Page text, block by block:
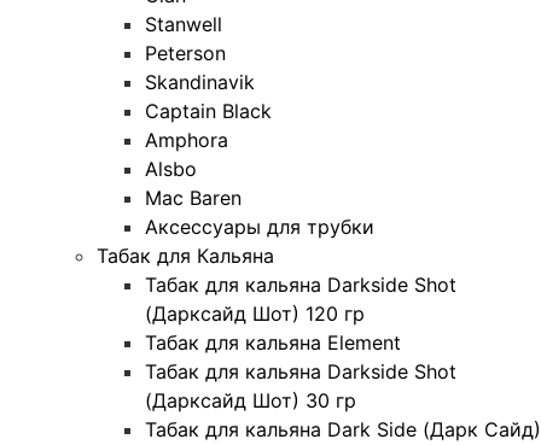
Stanwell
Peterson
Skandinavik
Captain Black
Amphora
Alsbo
Mac Baren
Аксессуары для трубки
Табак для Кальяна
Табак для кальяна Darkside Shot
(Дарксайд Шот) 120 гр
Табак для кальяна Element
Табак для кальяна Darkside Shot
(Дарксайд Шот) 30 гр
Табак для кальяна Dark Side (Дарк Сайд)